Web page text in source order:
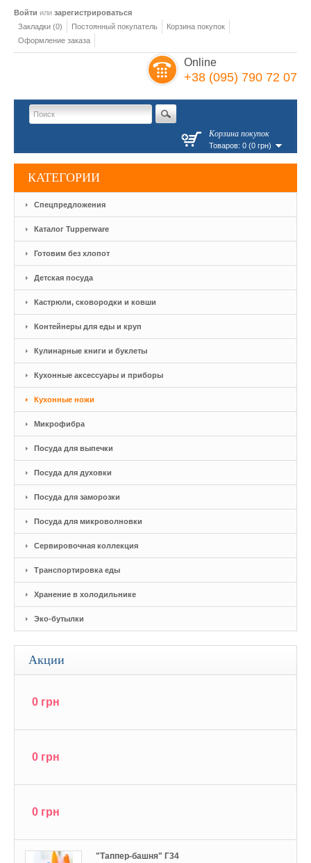
Войти или зарегистрироваться
Закладки (0)
Постоянный покупатель
Корзина покупок
Оформление заказа
Online
+38 (095) 790 72 07
Корзина покупок
Товаров: 0 (0 грн)
КАТЕГОРИИ
Спецпредложения
Каталог Tupperware
Готовим без хлопот
Детская посуда
Кастрюли, сковородки и ковши
Контейнеры для еды и круп
Кулинарные книги и буклеты
Кухонные аксессуары и приборы
Кухонные ножи
Микрофибра
Посуда для выпечки
Посуда для духовки
Посуда для заморозки
Посуда для микроволновки
Сервировочная коллекция
Транспортировка еды
Хранение в холодильнике
Эко-бутылки
Акции
0 грн
0 грн
0 грн
"Tаппер-башня" Г34